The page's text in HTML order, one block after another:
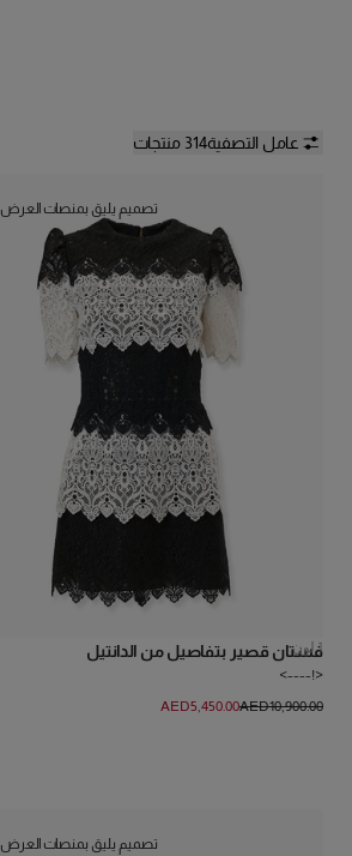
عامل التصفية314 منتجات
تصميم يليق بمنصات العرض
فستان قصير بتفاصيل من الدانتيل
<!---->
1 لون
AED‌10,900.00
AED‌5,450.00
تصميم يليق بمنصات العرض